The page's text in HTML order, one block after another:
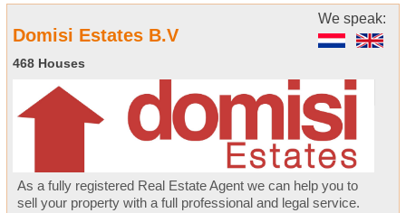
We speak:
Domisi Estates B.V
468 Houses
As a fully registered Real Estate Agent we can help you to
sell your property with a full professional and legal service.